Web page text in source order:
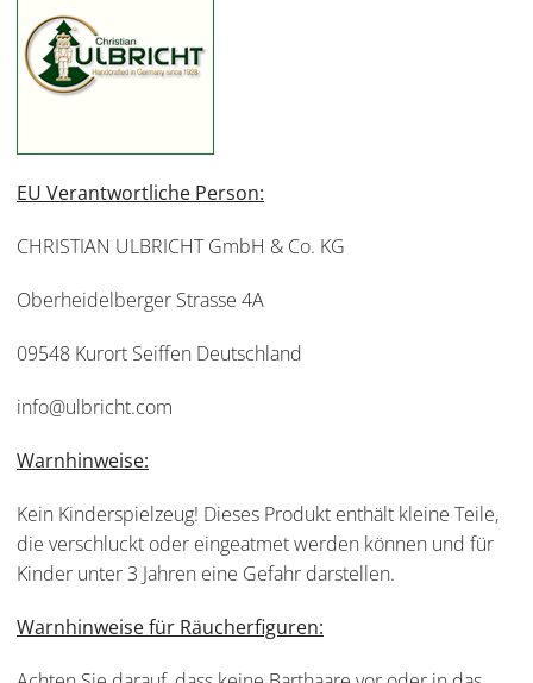
EU Verantwortliche Person:
CHRISTIAN ULBRICHT GmbH & Co. KG
Oberheidelberger Strasse 4A
09548 Kurort Seiffen Deutschland
info@ulbricht.com
Warnhinweise:
Kein Kinderspielzeug! Dieses Produkt enthält kleine Teile,
die verschluckt oder eingeatmet werden können und für
Kinder unter 3 Jahren eine Gefahr darstellen.
Warnhinweise für Räucherfiguren: